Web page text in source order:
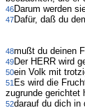
46Darum werden
47Dafür, daß du
48mußt du deinen
49Der HERR wird
50ein Volk mit
51Es wird die
zugrunde gerichtet
52darauf du dich in